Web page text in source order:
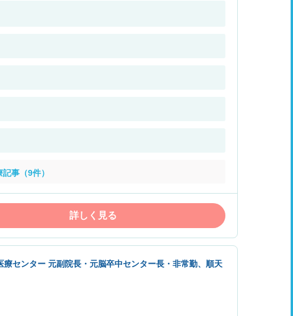
事（9件）
詳しく見る
療センター 元副院長・元脳卒中センター長・非常勤、順天